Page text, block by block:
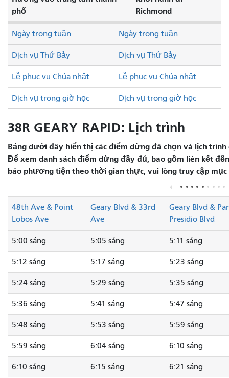
phố
Richmond
Dịch vụ Thứ Bảy Dịch vụ Thứ Bảy
Lễ phục vụ Chúa nhật Lễ phục vụ Chúa nhật
Ngày trong tuần Ngày trong tuần
Dịch vụ trong giờ học Dịch vụ trong giờ học
38R GEARY RAPID: Lịch trình
Bảng dưới đây hiển thị các điểm dừng đã chọn và lịch
Để xem danh sách điểm dừng đầy đủ, bao gồm liên kết
báo phương tiện theo thời gian thực, vui lòng truy cập mục
48th Ave & Point
Lobos Ave
Geary Blvd & 33rd
Ave
Geary Blvd &
Presidio Blvd
5:00 sáng 5:05 sáng 5:11 sáng
5:12 sáng 5:17 sáng 5:23 sáng
5:24 sáng 5:29 sáng 5:35 sáng
5:36 sáng 5:41 sáng 5:47 sáng
5:48 sáng 5:53 sáng 5:59 sáng
5:59 sáng 6:04 sáng 6:10 sáng
6:10 sáng 6:15 sáng 6:21 sáng